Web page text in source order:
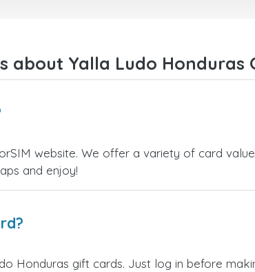
about Yalla Ludo Honduras
website. We offer a variety of card
and enjoy!
Honduras gift cards. Just log in before